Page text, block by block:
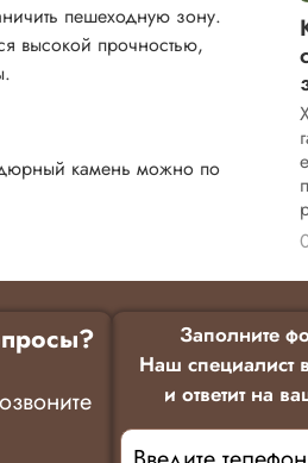
пешеходную зону.
высокой прочностью,
камень можно по
Заполните
Наш специалист
и ответит на